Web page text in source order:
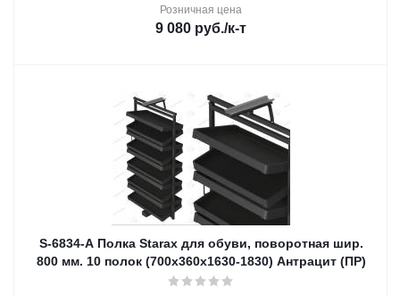
Розничная цена
9 080 руб./к-т
S-6834-A Полка Starax для обуви, поворотная шир.
800 мм. 10 полок (700х360х1630-1830) Антрацит (ПР)